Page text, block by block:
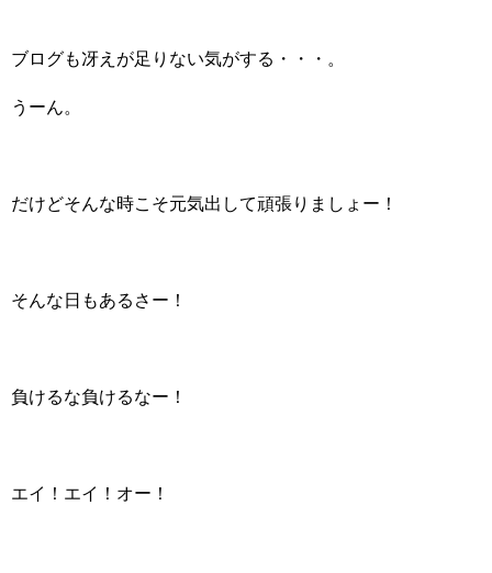
ブログも冴えが足りない気がする・・・。
うーん。
だけどそんな時こそ元気出して頑張りましょー！
そんな日もあるさー！
負けるな負けるなー！
エイ！エイ！オー！